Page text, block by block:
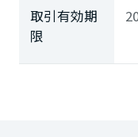
取引有効期
限